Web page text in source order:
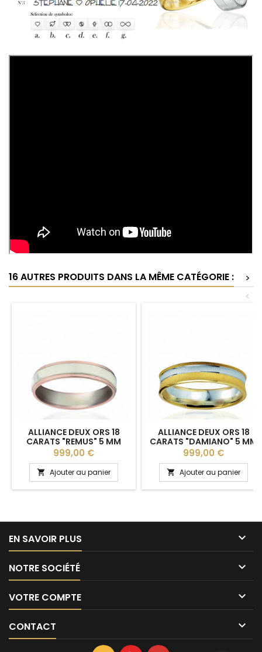
16 AUTRES PRODUITS DANS LA MÊME CATÉGORIE :
>
<
ALLIANCE DEUX ORS 18
CARATS "REMUS" 5 MM
POUR HOMME
Prix
999,00 €
 Ajouter au panier
ALLIANCE DEUX ORS 18
CARATS "DAMIANO" 5 MM
BREUNING POUR HOMME
Prix
999,00 €
 Ajouter au panier
EN SAVOIR PLUS 
NOTRE SOCIÉTÉ 
VOTRE COMPTE 
CONTACT 